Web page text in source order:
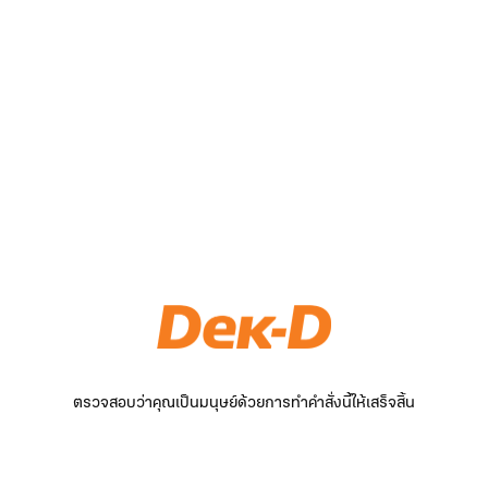
ตรวจสอบว่าคุณเป็นมนุษย์ด้วยการทำคำสั่งนี้ให้เสร็จสิ้น